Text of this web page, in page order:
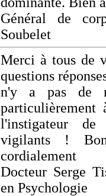
Général de
Soubelet
Merci à tous de
questions
n'y a pas de
l'instigateur de
vigilants !
cordialement
Docteur Serge
en Psychologie